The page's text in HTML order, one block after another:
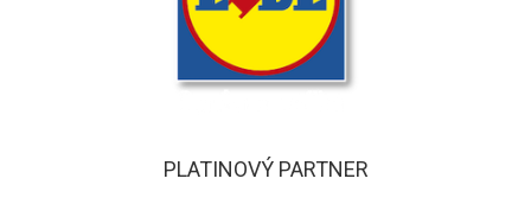
PLATINOVÝ PARTNER